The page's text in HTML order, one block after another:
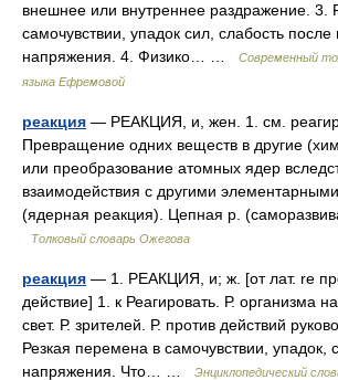
внешнее или внутреннее раздражение. 3.
самочувствии, упадок сил, слабость после
напряжения. 4. Физико… …
Современный
языка Ефремовой
реакция — РЕАКЦИЯ, и, жен. 1. см.
Превращение одних веществ в другие
или преобразование атомных ядер
взаимодействия с другими
(ядерная реакция). Цепная р.
Толковый словарь Ожегова
реакция — 1. РЕАКЦИЯ, и; ж. [от лат. re
действие] 1. к Реагировать. Р. организма
свет. Р. зрителей. Р. против действий
Резкая перемена в самочувствии, упадок,
напряжения. Что… …
Энциклопедический